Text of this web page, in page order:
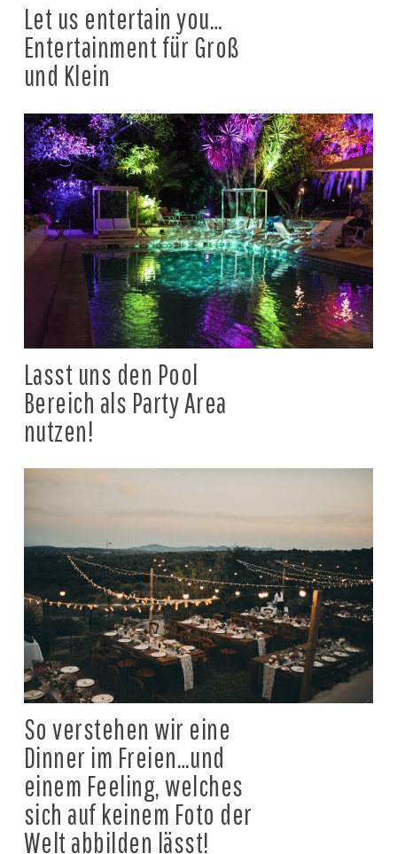
Let us entertain you…
Entertainment für Groß
und Klein
Lasst uns den Pool
Bereich als Party Area
nutzen!
So verstehen wir eine
Dinner im Freien…und
einem Feeling, welches
sich auf keinem Foto der
Welt abbilden lässt!